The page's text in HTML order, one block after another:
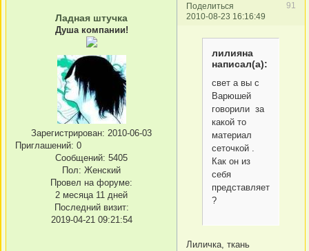
Поделиться
91
2010-08-23 16:16:49
Ладная штучка
Душа компании!
Зарегистрирован: 2010-06-03
Приглашений: 0
Сообщений: 5405
Пол: Женский
Провел на форуме:
2 месяца 11 дней
Последний визит:
2019-04-21 09:21:54
лилияна
написал(а):
свет а вы с
Варюшей
говорили за
какой то
материал
сеточкой .
Как он из
себя
представляет
?
Лиличка, ткань